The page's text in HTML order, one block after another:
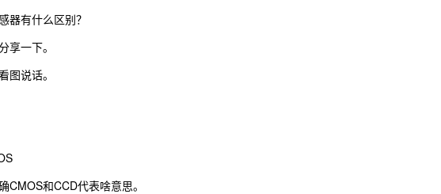
器有什么区别？
享一下。
图说话。
CMOS和CCD代表啥意思。